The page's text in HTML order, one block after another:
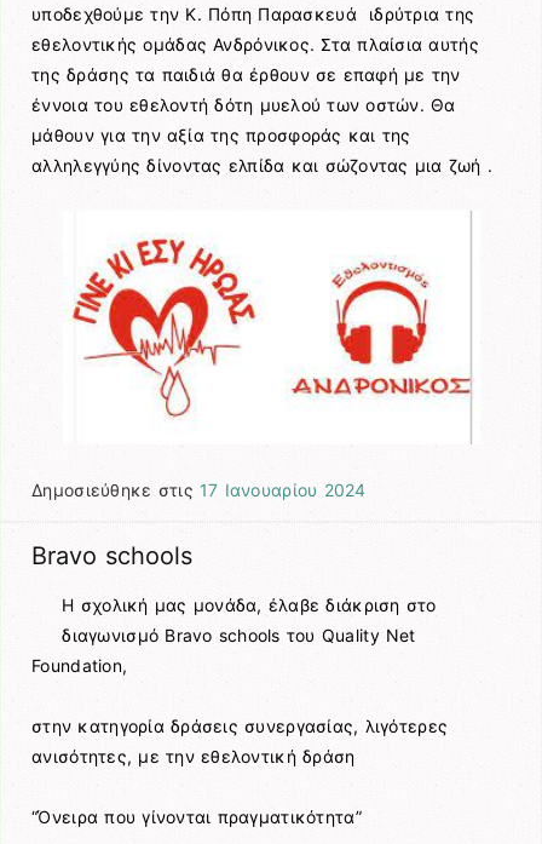
υποδεχθούμε την Κ. Πόπη Παρασκευά ιδρύτρια της
εθελοντικής ομάδας Ανδρόνικος. Στα πλαίσια αυτής
της δράσης τα παιδιά θα έρθουν σε επαφή με την
έννοια του εθελοντή δότη μυελού των οστών. Θα
μάθουν για την αξία της προσφοράς και της
αλληλεγγύης δίνοντας ελπίδα και σώζοντας μια ζωή .
Δημοσιεύθηκε στις 17 Ιανουαρίου 2024
Bravo schools
Η σχολική μας μονάδα, έλαβε διάκριση στο
διαγωνισμό Bravo schools του Quality Net
Foundation,
στην κατηγορία δράσεις συνεργασίας, λιγότερες
ανισότητες, με την εθελοντική δράση
“Όνειρα που γίνονται πραγματικότητα”